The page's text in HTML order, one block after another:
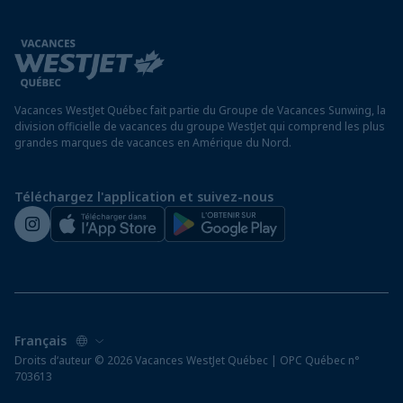
Hôtels au Panama
Hôtels à Saint-Martin
Rapport sur l’esclavage moderne
Avis aux voyageurs
Exigences d’entrée à destination
Assurez vos vacances
Voyager depuis un aéroport hors Québec
Salle de presse de WestJet
Vacances WestJet Québec fait partie du Groupe de Vacances Sunwing, la
division officielle de vacances du groupe WestJet qui comprend les plus
grandes marques de vacances en Amérique du Nord.
Téléchargez l'application et suivez-nous
Droits d‘auteur © 2026 Vacances WestJet Québec | OPC Québec n°
703613